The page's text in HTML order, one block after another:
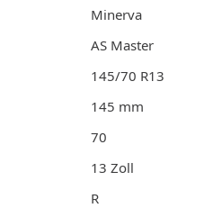
Minerva
AS Master
145/70 R13
145 mm
70
13 Zoll
R